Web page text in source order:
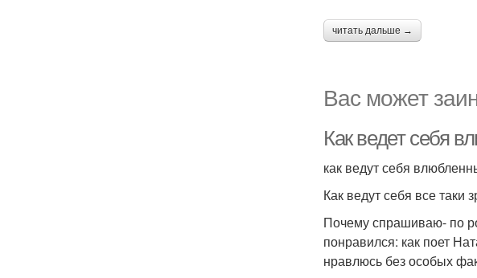
читать дальше →
Вас может
Как ведет себя
как ведут себя
Как ведут себя все
Почему спрашиваю- по
понравился: как поет
нравлюсь без особых